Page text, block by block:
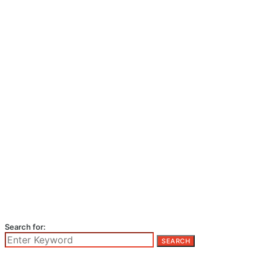
Search for:
SEARCH